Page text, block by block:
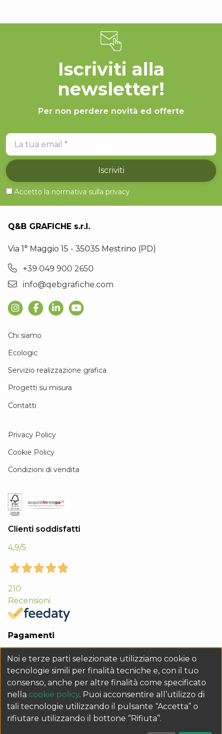
Iscriviti alla
newsletter!
Per non perdere novità ed offerte
La tua email
Iscriviti
Accetto la normativa sulla privacy
Q&B GRAFICHE s.r.l.
Via 1° Maggio 15 - 35035 Mestrino (PD)
+39 049 900 2650
info@qebgrafiche.com
Chi siamo
Ecologic
Servizio realizzazione grafica
Progetti su misura
Contatti
Privacy Policy
Cookie Policy
Condizioni di vendita
Clienti soddisfatti
4,9/5
210
Recensioni
Pagamenti
Q&B GRAFICHE s.r.l. Sede legale Via 1° Maggio 15 - 35035 Mestrino (PD) -
Noi e terze parti selezionate utilizziamo cookie o
tecnologie simili per finalità tecniche e, con il tuo
consenso, anche per altre finalità come specificato
nella cookie policy. Puoi acconsentire all’utilizzo di
tali tecnologie utilizzando il pulsante “Accetta” o
rifiutare utilizzando il bottone “Rifiuta”.